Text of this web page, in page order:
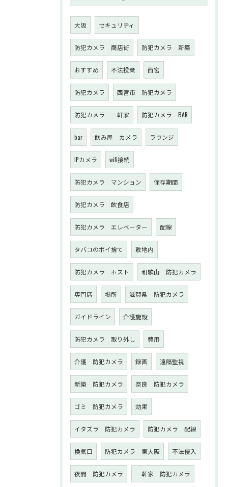
大阪 セキュリティ
防犯カメラ 商店街 防犯カメラ 新築
おすすめ 不法投棄 西宮
防犯カメラ 西宮市 防犯カメラ
防犯カメラ 一軒家 防犯カメラ BAR
bar 飲み屋 カメラ ラウンジ
IPカメラ wifi接続
防犯カメラ マンション 保存期間
防犯カメラ 飲食店
防犯カメラ エレベーター 配線
タバコのポイ捨て 敷地内
防犯カメラ ホスト 和歌山 防犯カメラ
専門店 場所 滋賀県 防犯カメラ
ガイドライン 介護施設
防犯カメラ 取り外し 費用
介護 防犯カメラ 録画 遠隔監視
新築 防犯カメラ 奈良 防犯カメラ
ゴミ 防犯カメラ 効果
イタズラ 防犯カメラ 防犯カメラ 配線
換気口 防犯カメラ 東大阪 不法侵入
夜間 防犯カメラ 一軒家 防犯カメラ